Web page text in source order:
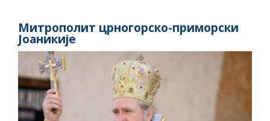
Митрополит црногорско-приморски
Јоаникије